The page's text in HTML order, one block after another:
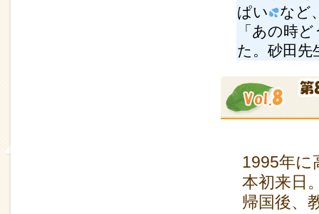
ぱい
など
「あの時
た。砂田先
1995年に
本初来日
帰国後、